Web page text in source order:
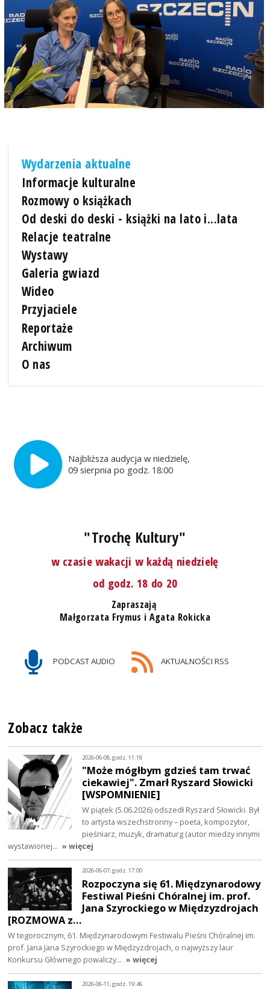
Wydarzenia aktualne
Informacje kulturalne
Rozmowy o książkach
Od deski do deski - książki na lato i...lata
Relacje teatralne
Wystawy
Galeria gwiazd
Wideo
Przyjaciele
Reportaże
Archiwum
O nas
Najbliższa audycja w niedzielę,
09 sierpnia po godz. 18:00
"Trochę Kultury"
w czasie wakacji w każdą niedzielę
od godz. 18 do 20
Zapraszają
Małgorzata Frymus i Agata Rokicka
PODCAST AUDIO AKTUALNOŚCI RSS
Zobacz także
2026-06-08, godz. 11:18
"Może mógłbym gdzieś tam trwać
ciekawiej". Zmarł Ryszard Słowicki
[WSPOMNIENIE]
W piątek (5.06.2026) odszedł Ryszard Słowicki. Był
to artysta wszechstronny – poeta, kompozytor,
pieśniarz, muzyk, dramaturg (autor miedzy innymi
wystawionej… » więcej
2026-06-07, godz. 17:00
Rozpoczyna się 61. Międzynarodowy
Festiwal Pieśni Chóralnej im. prof.
Jana Szyrockiego w Międzyzdrojach
[ROZMOWA z…
W tegorocznym, 61. Międzynarodowym Festiwalu Pieśni Chóralnej im.
prof. Jana Jana Szyrockiego w Międzyzdrojach, o najwyższy laur
Konkursu Głównego powalczy… » więcej
2026-06-11, godz. 19:46